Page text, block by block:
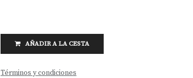
AÑADIR A LA CESTA
Términos y condiciones